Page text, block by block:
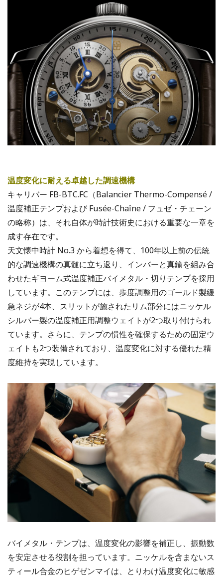
温度変化に耐える卓越した調速機構
キャリバー FB-BTC.FC（Balancier Thermo-Compensé /
温度補正テンプおよび Fusée-Chaîne / フュゼ・チェーン
の略称）は、それ自体が時計技術史における重要な一章を
成す存在です。
天文懐中時計 No.3 から着想を得て、100年以上前の伝統
的な調速機構の真髄に立ち返り、インバーと真鍮を組み合
わせたギヨーム式温度補正バイメタル・切りテンプを採用
しています。このテンプには、歩度調整用のゴールド製緩
急ネジが4本、スリットが施されたリム部分にはニッケル
シルバー製の温度補正用調整ウェイトが2つ取り付けられ
ています。さらに、テンプの慣性を確保するための固定ウ
ェイトも2つ装備されており、温度変化に対する優れた精
度維持を実現しています。
バイメタル・テンプは、温度変化の影響を補正し、振動数
を安定させる役割を担っています。ニッケルを含まないス
ティール合金のヒゲゼンマイは、とりわけ温度変化に敏感